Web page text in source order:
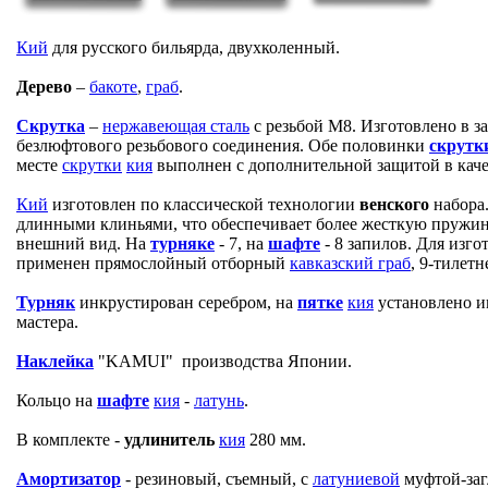
Кий для русского бильярда, двухколенный.
Дерево – бакоте, граб.
Скрутка – нержавеющая сталь с резьбой М8. Изготовлено в
безлюфтового резьбового соединения. Обе половинки
месте скрутки кия выполнен с дополнительной защитой в
Кий изготовлен по классической технологии венского
длинными клиньями, что обеспечивает более жесткую
внешний вид. На турняке - 7, на шафте - 8 запилов. Для
применен прямослойный отборный кавказский граб, 9-
Турняк инкрустирован серебром, на пятке кия установлено
мастера.
Наклейка "KAMUI" производства Японии.
Кольцо на шафте кия - латунь.
В комплекте - удлинитель кия 280 мм.
Амортизатор - резиновый, съемный, с латуниевой муфтой-